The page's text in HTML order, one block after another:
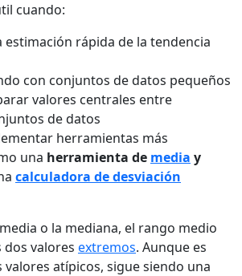
cuando:
estimación rápida de la tendencia
con conjuntos de datos pequeños
valores centrales entre
de datos
herramientas más
una herramienta de media y
calculadora de desviación
o la mediana, el rango medio
valores extremos. Aunque es
valores atípicos, sigue siendo una